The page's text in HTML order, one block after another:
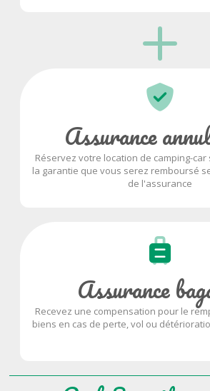
Assurance
Réservez votre location de camping-
la garantie que vous serez remboursé
de l'assurance
Assurance
Recevez une compensation pour le
biens en cas de perte, vol ou